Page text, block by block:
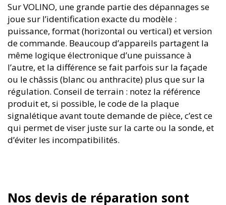
Sur VOLINO, une grande partie des dépannages se
joue sur l’identification exacte du modèle :
puissance, format (horizontal ou vertical) et version
de commande. Beaucoup d’appareils partagent la
même logique électronique d’une puissance à
l’autre, et la différence se fait parfois sur la façade
ou le châssis (blanc ou anthracite) plus que sur la
régulation. Conseil de terrain : notez la référence
produit et, si possible, le code de la plaque
signalétique avant toute demande de pièce, c’est ce
qui permet de viser juste sur la carte ou la sonde, et
d’éviter les incompatibilités.
Nos devis de réparation sont